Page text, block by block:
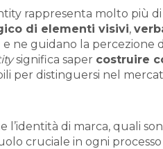
rappresenta molto più
di elementi visivi,
ne guidano la percezione
significa saper costruire
per distinguersi nel
di marca, quali
cruciale in ogni